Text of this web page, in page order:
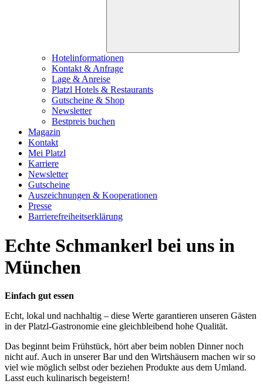
Hotelinformationen
Kontakt & Anfrage
Lage & Anreise
Platzl Hotels & Restaurants
Gutscheine & Shop
Newsletter
Bestpreis buchen
Magazin
Kontakt
Mei Platzl
Karriere
Newsletter
Gutscheine
Auszeichnungen & Kooperationen
Presse
Barrierefreiheitserklärung
Echte Schmankerl bei uns in
München
Einfach gut essen
Echt, lokal und nachhaltig – diese Werte garantieren unseren Gästen
in der Platzl-Gastronomie eine gleichbleibend hohe Qualität.
Das beginnt beim Frühstück, hört aber beim noblen Dinner noch
nicht auf. Auch in unserer Bar und den Wirtshäusern machen wir so
viel wie möglich selbst oder beziehen Produkte aus dem Umland.
Lasst euch kulinarisch begeistern!